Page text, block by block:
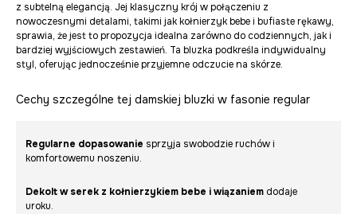
z subtelną elegancją. Jej klasyczny krój w połączeniu z
nowoczesnymi detalami, takimi jak kołnierzyk bebe i bufiaste rękawy,
sprawia, że jest to propozycja idealna zarówno do codziennych, jak i
bardziej wyjściowych zestawień. Ta bluzka podkreśla indywidualny
styl, oferując jednocześnie przyjemne odczucie na skórze.
Cechy szczególne tej damskiej bluzki w fasonie regular
Regularne dopasowanie sprzyja swobodzie ruchów i
komfortowemu noszeniu.
Dekolt w serek z kołnierzykiem bebe i wiązaniem dodaje
uroku.